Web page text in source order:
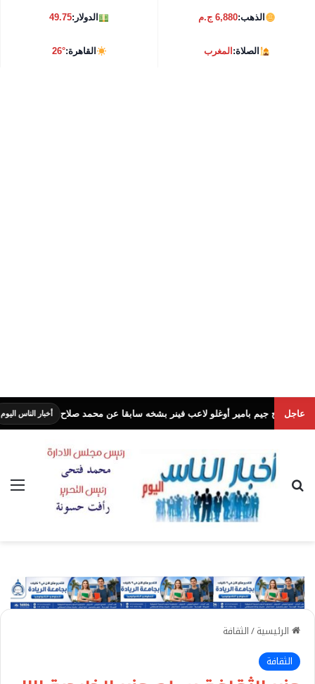
الذهب:6,880 ج.م الدولار:49.75
الصلاة:المغرب القاهرة:26°
عاجل
بامير أوغلو لاعب فينر بشخه سابقا عن محمد صلاح أخبار الناس اليوم
بحث عن
الرئيسية/الثقافة
الثقافة